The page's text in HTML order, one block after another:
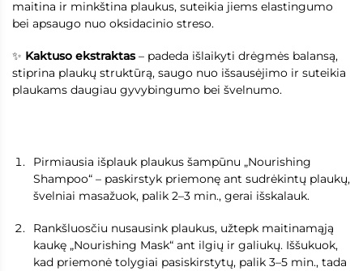
maitina ir minkština plaukus, suteikia jiems elastingumo
bei apsaugo nuo oksidacinio streso.
✨ Kaktuso ekstraktas– padeda išlaikyti drėgmės balansą,
stiprina plaukų struktūrą, saugo nuo išsausėjimo ir suteikia
plaukams daugiau gyvybingumo bei švelnumo.
Pirmiausia išplauk plaukus šampūnu „Nourishing
Shampoo“ – paskirstyk priemonę ant sudrėkintų plaukų,
švelniai masažuok, palik 2–3 min., gerai išskalauk.
Rankšluosčiu nusausink plaukus, užtepk maitinamąją
kaukę „Nourishing Mask“ ant ilgių ir galiukų. Iššukuok,
kad priemonė tolygiai pasiskirstytų, palik 3–5 min., tada